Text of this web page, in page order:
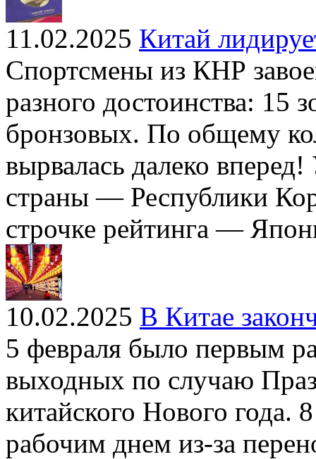
11.02.2025 Китай
Спортсмены из КНР
разного достоинства: 15
бронзовых. По общему
вырвалась далеко
страны — Республики
строчке рейтинга —
10.02.2025 В Китае
5 февраля было первым
выходных по случаю
китайского Нового года.
рабочим днем из-за